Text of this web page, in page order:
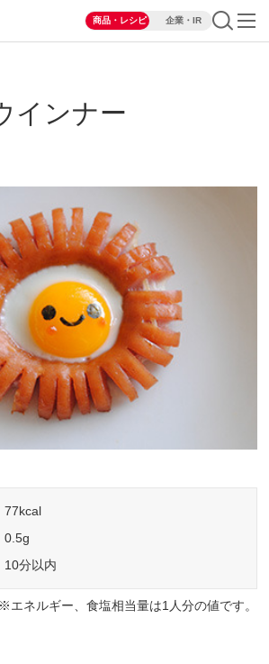
商品・レシピ 企業・IR
インナー
77kcal
0.5g
10分以内
エネルギー、食塩相当量は1人分の値です。